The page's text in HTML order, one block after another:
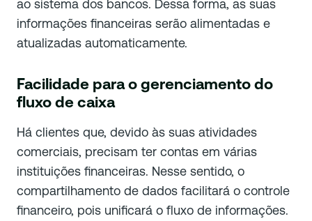
ao sistema dos bancos. Dessa forma, as suas
informações financeiras serão alimentadas e
atualizadas automaticamente.
Facilidade para o gerenciamento do
fluxo de caixa
Há clientes que, devido às suas atividades
comerciais, precisam ter contas em várias
instituições financeiras. Nesse sentido, o
compartilhamento de dados facilitará o controle
financeiro, pois unificará o fluxo de informações.